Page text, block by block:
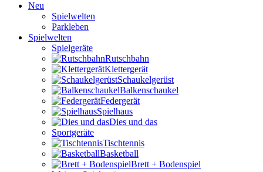
Neu
Spielwelten
Parkleben
Spielwelten
Spielgeräte
Rutschbahn
Klettergerät
Schaukelgerüst
Balkenschaukel
Federgerät
Spielhaus
Dies und das
Sportgeräte
Tischtennis
Basketball
Brett + Bodenspiel